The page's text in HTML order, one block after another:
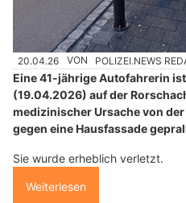
20.04.26 VON POLIZEI.NEWS
Eine 41-jährige Autofahrerin
(19.04.2026) auf der
medizinischer Ursache von
gegen eine Hausfassade
Sie wurde erheblich verletzt.
Weiterlesen